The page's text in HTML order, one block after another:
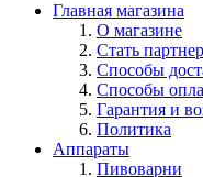
Главная магазина
О магазине
Стать
Способы
Способы
Гарантия и
Политика
Аппараты
Пивоварни